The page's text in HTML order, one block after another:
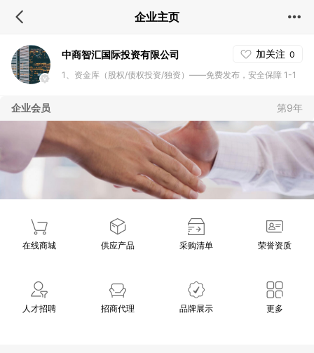
企业主页
中商智汇国际投资有限公司 加关注 0
1、资金库（股权/债权投资/独资）——免费发布，安全保障 1-1
投资额度（万元）、投资领域、投资方式 2、项目库（股权式/环
境项目/个人项目融资合作）——详情、约谈 2-1 项目分类（领
域/地区） 2-2 项目信息 注：领域：节能环保、健康产业、基
建、IT智能、旅游、矿产资源、 农牧渔林、其他 地区：广东省、
浙江省、江苏省、北京市、上海市、重庆市、天津市 更多 3、项
目接生 3-1 项目调查
企业会员 第9年
在线商城 供应产品 采购清单 荣誉资质
人才招聘 招商代理 品牌展示 更多